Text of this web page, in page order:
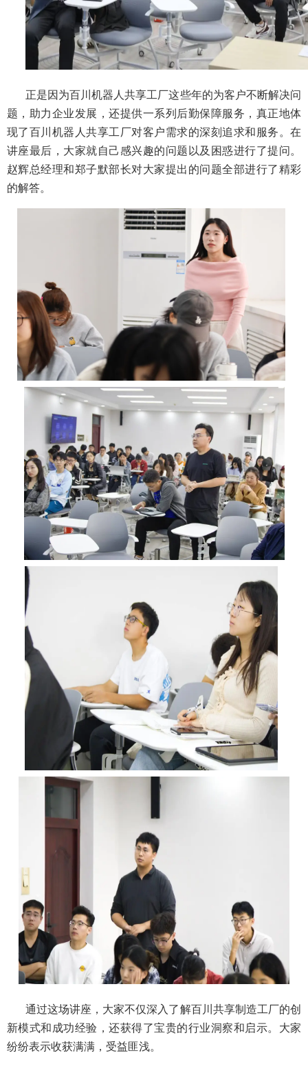
正是因为百川机器人共享工厂这些年的为客户不断解决问
题，助力企业发展，还提供一系列后勤保障服务，真正地体
现了百川机器人共享工厂对客户需求的深刻追求和服务。在
讲座最后，大家就自己感兴趣的问题以及困惑进行了提问。
赵辉总经理和郑子默部长对大家提出的问题全部进行了精彩
的解答。
通过这场讲座，大家不仅深入了解百川共享制造工厂的创
新模式和成功经验，还获得了宝贵的行业洞察和启示。大家
纷纷表示收获满满，受益匪浅。